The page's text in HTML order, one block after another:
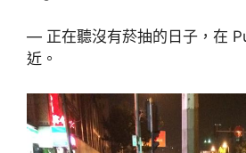
— 正在聽沒有菸抽的日子，在
近。